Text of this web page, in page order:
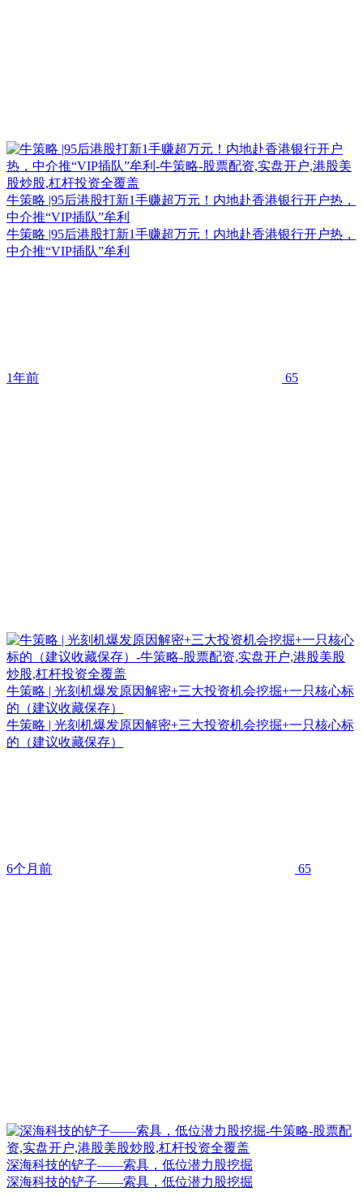
牛策略 |95后港股打新1手赚超万元！内地赴香港银行开户热，
中介推“VIP插队”牟利
牛策略 |95后港股打新1手赚超万元！内地赴香港银行开户热，
中介推“VIP插队”牟利
1年前 65
牛策略 | 光刻机爆发原因解密+三大投资机会挖掘+一只核心标
的（建议收藏保存）
牛策略 | 光刻机爆发原因解密+三大投资机会挖掘+一只核心标
的（建议收藏保存）
6个月前 65
深海科技的铲子——索具，低位潜力股挖掘
深海科技的铲子——索具，低位潜力股挖掘